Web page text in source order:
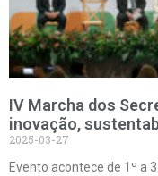
IV Marcha dos
inovação,
2025-03-27
Evento acontece de 1º a